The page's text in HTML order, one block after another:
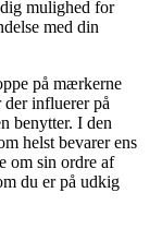
mulighed for
med din
på mærkerne
der influerer på
benytter. I den
helst bevarer ens
om sin ordre af
du er på udkig